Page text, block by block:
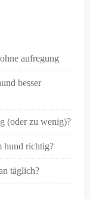
aufregung
besser
(oder zu wenig)?
hund richtig?
täglich?